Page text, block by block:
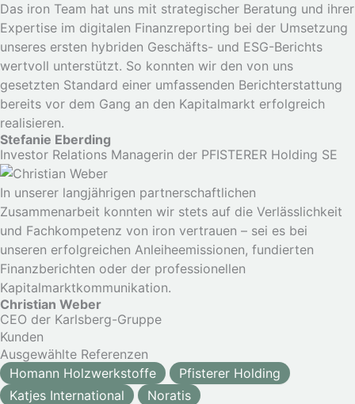
Das iron Team hat uns mit strategischer Beratung und ihrer
Expertise im digitalen Finanzreporting bei der Umsetzung
unseres ersten hybriden Geschäfts- und ESG-Berichts
wertvoll unterstützt. So konnten wir den von uns
gesetzten Standard einer umfassenden Berichterstattung
bereits vor dem Gang an den Kapitalmarkt erfolgreich
realisieren.
Stefanie Eberding
Investor Relations Managerin der PFISTERER Holding SE
In unserer langjährigen partnerschaftlichen
Zusammenarbeit konnten wir stets auf die Verlässlichkeit
und Fachkompetenz von iron vertrauen – sei es bei
unseren erfolgreichen Anleiheemissionen, fundierten
Finanzberichten oder der professionellen
Kapitalmarktkommunikation.
Christian Weber
CEO der Karlsberg-Gruppe
Kunden
Ausgewählte Referenzen
Homann Holzwerkstoffe
Pfisterer Holding
Katjes International
Noratis